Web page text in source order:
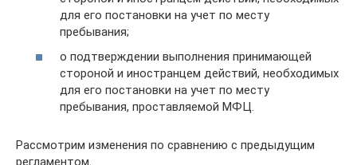
для его постановки на учет по месту
пребывания;
о подтверждении выполнения принимающей
стороной и иностранцем действий, необходимых
для его постановки на учет по месту
пребывания, проставляемой МФЦ.
Рассмотрим изменения по сравнению с предыдущим
регламентом.